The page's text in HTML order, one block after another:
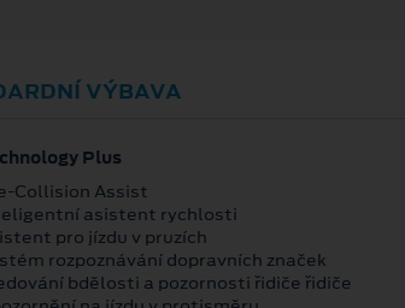
VÝBAVA
Plus
Collision Assist
asistent rychlosti
pro jízdu v pruzích
rozpoznávání dopravních značek
bdělosti a pozornosti řidiče řidiče